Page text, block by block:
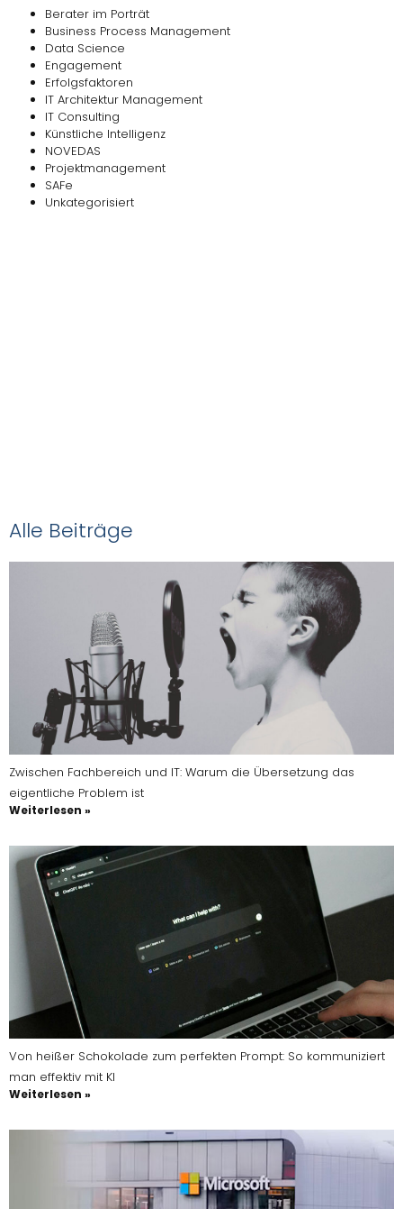
Berater im Porträt
Business Process Management
Data Science
Engagement
Erfolgsfaktoren
IT Architektur Management
IT Consulting
Künstliche Intelligenz
NOVEDAS
Projektmanagement
SAFe
Unkategorisiert
Alle Beiträge
Zwischen Fachbereich und IT: Warum die Übersetzung das
eigentliche Problem ist
Weiterlesen »
Von heißer Schokolade zum perfekten Prompt: So kommuniziert
man effektiv mit KI
Weiterlesen »